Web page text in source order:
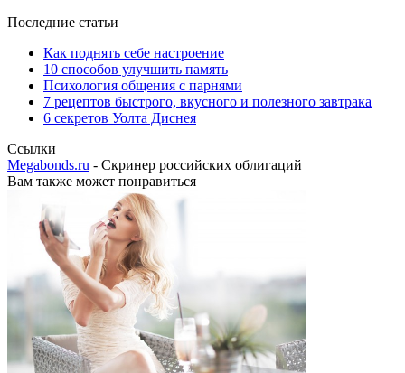
Последние статьи
Как поднять себе настроение
10 способов улучшить память
Психология общения с парнями
7 рецептов быстрого, вкусного и полезного завтрака
6 секретов Уолта Диснея
Ссылки
Megabonds.ru - Скринер российских облигаций
Вам также может понравиться